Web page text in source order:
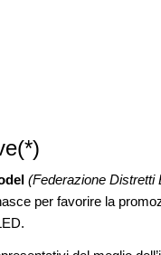
(Federazione Distretti
per favorire la